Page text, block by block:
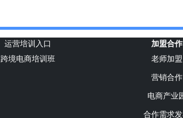
运营培训入口
跨境电商培训班
加盟合作
老师加盟
营销合作
电商产业
合作需求